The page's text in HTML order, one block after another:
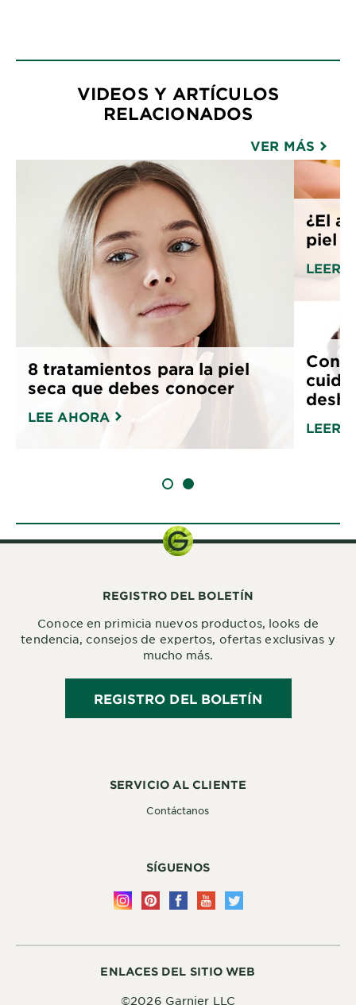
VIDEOS Y ARTÍCULOS
RELACIONADOS
VER MÁS
8 tratamientos para la piel
seca que debes conocer
LEE AHORA
¿El
piel
LEER
LEER
SLIDE 1SLIDE 2
ENLACES DEL SITIO WEB
©2026 Garnier LLC
SERVICIO AL CLIENTE
Contáctanos
SÍGUENOS
REGISTRO DEL BOLETÍN
Conoce en primicia nuevos productos, looks de
tendencia, consejos de expertos, ofertas exclusivas y
mucho más.
REGISTRO DEL BOLETÍN